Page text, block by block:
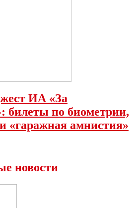
ИА «За
билеты по биометрии,
«гаражная амнистия»
новости